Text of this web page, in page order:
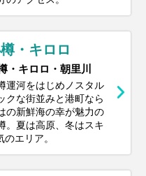
・キロロ
・キロロ・朝里川
運河をはじめノスタル
クな街並みと港町なら
の新鮮海の幸が魅力の
。夏は高原、冬はスキ
エリア。